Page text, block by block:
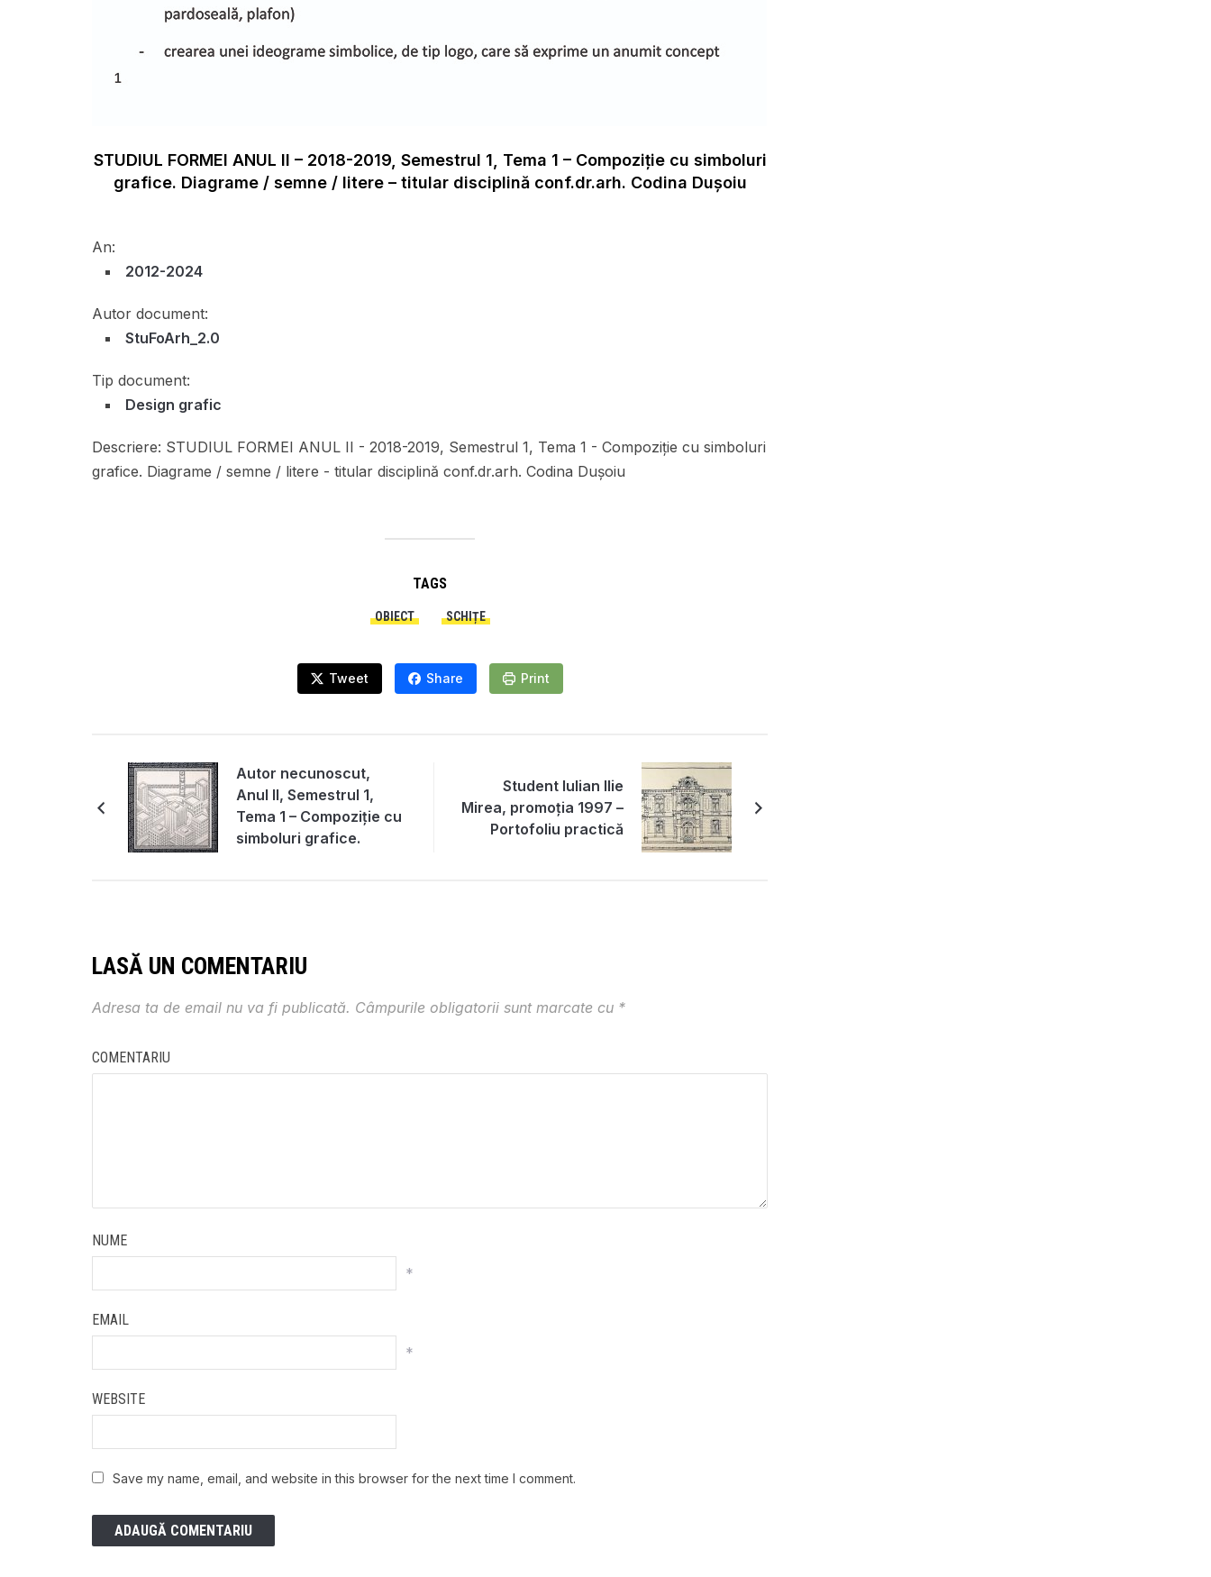
STUDIUL FORMEI ANUL II – 2018-2019, Semestrul 1, Tema 1 – Compoziție cu simboluri
grafice. Diagrame / semne / litere – titular disciplină conf.dr.arh. Codina Dușoiu
An:
2012-2024
Autor document:
StuFoArh_2.0
Tip document:
Design grafic
Descriere: STUDIUL FORMEI ANUL II - 2018-2019, Semestrul 1, Tema 1 - Compoziție cu simboluri
grafice. Diagrame / semne / litere - titular disciplină conf.dr.arh. Codina Dușoiu
TAGS
OBIECT SCHIȚE
Tweet Share Print
Autor necunoscut,
Anul II, Semestrul 1,
Tema 1 – Compoziție cu
simboluri grafice.
Student Iulian Ilie
Mirea, promoția 1997 –
Portofoliu practică
LASĂ UN COMENTARIU
Adresa ta de email nu va fi publicată. Câmpurile obligatorii sunt marcate cu *
COMENTARIU
NUME
*
EMAIL
*
WEBSITE
Save my name, email, and website in this browser for the next time I comment.